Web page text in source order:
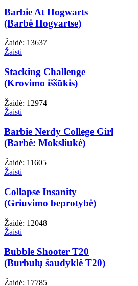
Barbie At Hogwarts
(Barbė Hogvartse)
Žaidė: 13637
Žaisti
Stacking Challenge
(Krovimo iššūkis)
Žaidė: 12974
Žaisti
Barbie Nerdy College Girl
(Barbė: Moksliukė)
Žaidė: 11605
Žaisti
Collapse Insanity
(Griuvimo beprotybė)
Žaidė: 12048
Žaisti
Bubble Shooter T20
(Burbulų šaudyklė T20)
Žaidė: 17785